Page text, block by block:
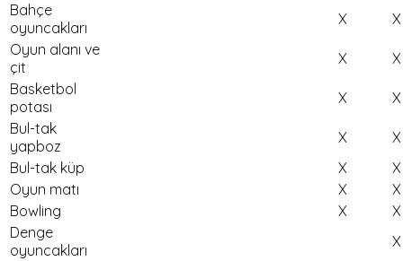
Bahçe
oyuncakları
X
X
Oyun alanı ve
çit
X
X
Basketbol
potası
X
X
Bul-tak
yapboz
X
X
Bul-tak küp
X
X
Oyun matı
X
X
Bowling
X
X
Denge
oyuncakları
X